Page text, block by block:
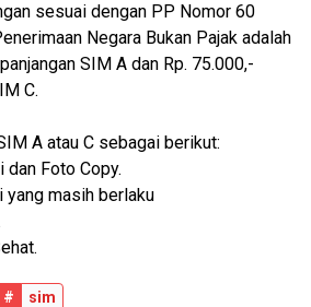
sesuai dengan PP Nomor 60
Negara Bukan Pajak adalah
SIM A dan Rp. 75.000,-
C.
A atau C sebagai berikut:
dan Foto Copy.
masih berlaku
# sim